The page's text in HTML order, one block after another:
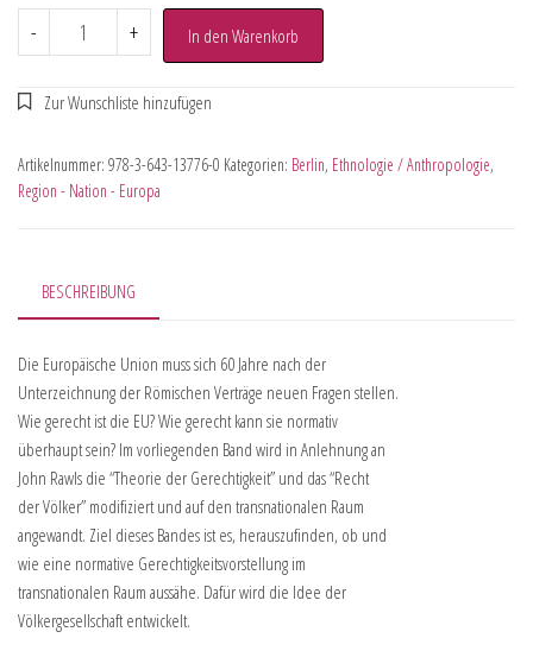
- + In den Warenkorb
Artikelnummer: 978-3-643-13776-0 Kategorien: Berlin, Ethnologie / Anthropologie,
Region - Nation - Europa
BESCHREIBUNG
Die Europäische Union muss sich 60 Jahre nach der
Unterzeichnung der Römischen Verträge neuen Fragen stellen.
Wie gerecht ist die EU? Wie gerecht kann sie normativ
überhaupt sein? Im vorliegenden Band wird in Anlehnung an
John Rawls die “Theorie der Gerechtigkeit” und das “Recht
der Völker” modifiziert und auf den transnationalen Raum
angewandt. Ziel dieses Bandes ist es, herauszufinden, ob und
wie eine normative Gerechtigkeitsvorstellung im
transnationalen Raum aussähe. Dafür wird die Idee der
Völkergesellschaft entwickelt.